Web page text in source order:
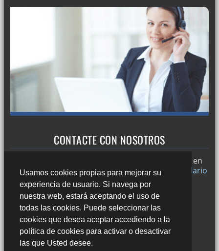
Usamos cookies propias para mejorar su
experiencia de usuario. Si navega por
nuestra web, estará aceptando el uso de
todas las cookies. Puede seleccionar las
cookies que desea aceptar accediendo a la
política de cookies para activar o desactivar
las que Usted desee.
CONTACTE CON NOSOTROS
y si desea puede ponerse en
contacto con nosotros a través de nuestro
formulario
de contacto o llamándonos al:
678 49 45 44